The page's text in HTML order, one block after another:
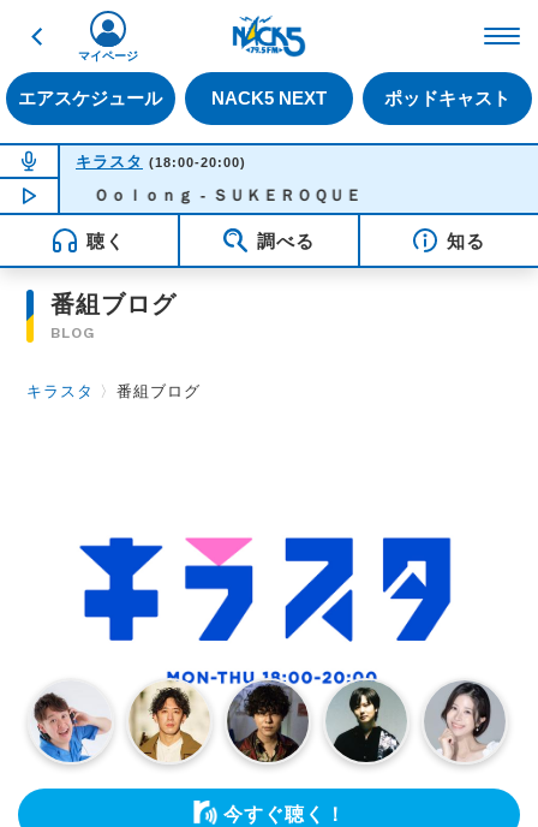
戻る
エアスケジュール NACK5 NEXT ポッドキャスト
マイページ
NOW ON AIR
キラスタ (18:00-20:00)
NOW PLAYING18:28
Ｏｏｌｏｎｇ - ＳＵＫＥＲＯＱＵＥ
聴く 調べる 知る
番組ブログ
BLOG
キラスタ 〉番組ブログ
今すぐ聴く！